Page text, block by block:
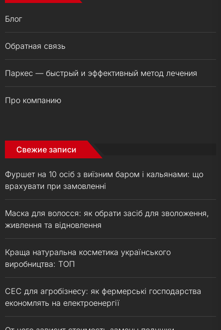
Блог
Обратная связь
Паркес — быстрый и эффективный метод лечения
Про компанию
Свежие записи
Фуршет на 10 осіб з виїзним баром і кальянами: що
врахувати при замовленні
Маска для волосся: як обрати засіб для зволоження,
живлення та відновлення
Краща натуральна косметика українського
виробництва: ТОП
СЕС для агробізнесу: як фермерські господарства
економлять на електроенергії